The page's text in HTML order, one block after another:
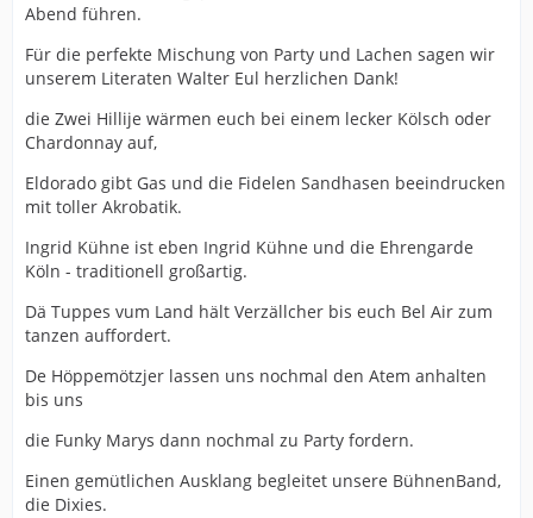
Abend führen.
Für die perfekte Mischung von Party und Lachen sagen wir
unserem Literaten Walter Eul herzlichen Dank!
die Zwei Hillije wärmen euch bei einem lecker Kölsch oder
Chardonnay auf,
Eldorado gibt Gas und die Fidelen Sandhasen beeindrucken
mit toller Akrobatik.
Ingrid Kühne ist eben Ingrid Kühne und die Ehrengarde
Köln - traditionell großartig.
Dä Tuppes vum Land hält Verzällcher bis euch Bel Air zum
tanzen auffordert.
De Höppemötzjer lassen uns nochmal den Atem anhalten
bis uns
die Funky Marys dann nochmal zu Party fordern.
Einen gemütlichen Ausklang begleitet unsere BühnenBand,
die Dixies.